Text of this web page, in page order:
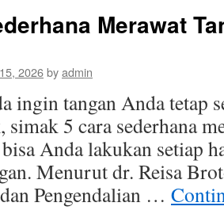
Merawat
2026byadmin
ingin tangan Anda tetap
5 cara sederhana
Anda lakukan setiap
Menurut dr. Reisa
Pengendalian …